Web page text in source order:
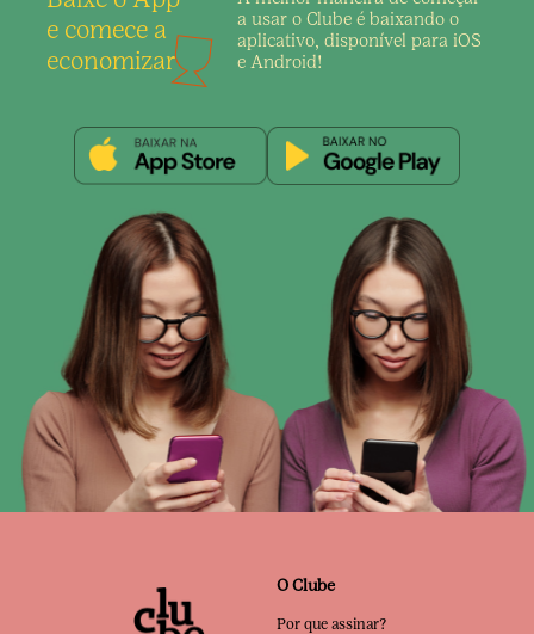
e comece a
economizar
a usar o Clube é baixando o
aplicativo, disponível para iOS
e Android!
O Clube
Por que assinar?